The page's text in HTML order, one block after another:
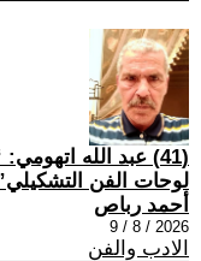
(41) عبد الله
لوحات الفن
أحمد رباص
2026 / 8 / 9
الادب والفن